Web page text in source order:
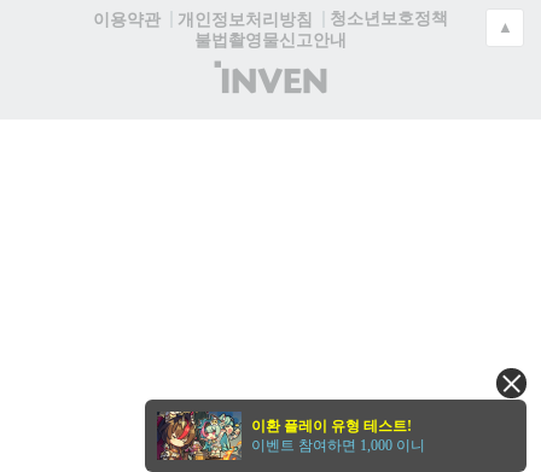
이용약관
개인정보처리방침
청소년보호정책
불법촬영물신고안내
(주)
인
▲
이환 플레이 유형 테스트!
이벤트 참여하면 1,000 이니